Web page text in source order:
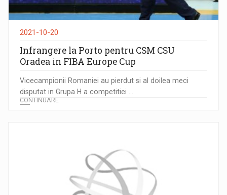
2021-10-20
Infrangere la Porto pentru CSM CSU
Oradea in FIBA Europe Cup
Vicecampionii Romaniei au pierdut si al doilea meci
disputat in Grupa H a competitiei ...
CONTINUARE